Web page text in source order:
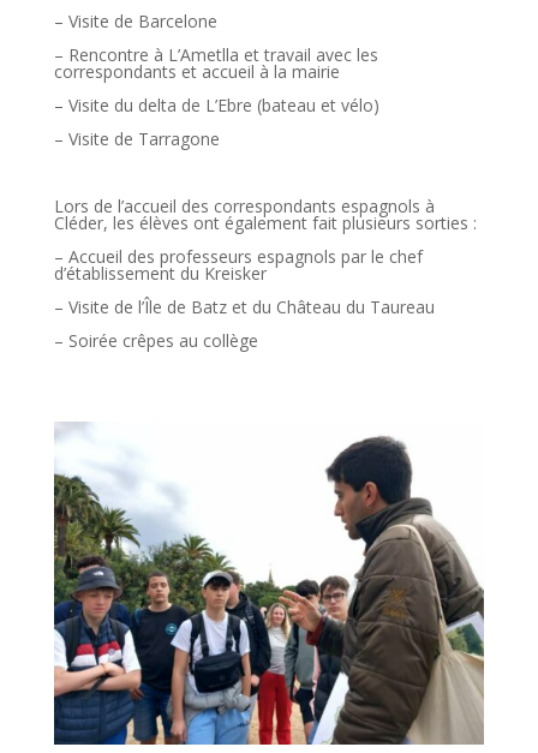
– Visite de Barcelone
– Rencontre à L’Ametlla et travail avec les
correspondants et accueil à la mairie
– Visite du delta de L’Ebre (bateau et vélo)
– Visite de Tarragone
Lors de l’accueil des correspondants espagnols à
Cléder, les élèves ont également fait plusieurs sorties :
– Accueil des professeurs espagnols par le chef
d’établissement du Kreisker
– Visite de l’Île de Batz et du Château du Taureau
– Soirée crêpes au collège